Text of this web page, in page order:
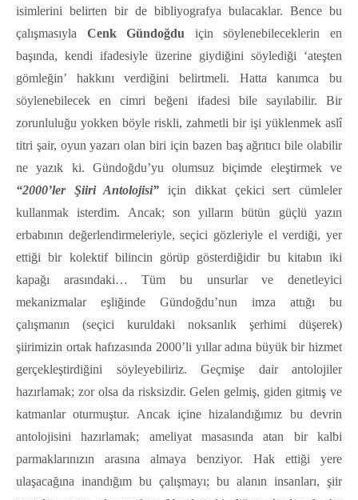
isimlerini belirten bir de bibliyografya bulacaklar. Bence bu
çalışmasıyla Cenk Gündoğdu için söylenebileceklerin en
başında, kendi ifadesiyle üzerine giydiğini söylediği ‘ateşten
gömleğin’ hakkını verdiğini belirtmeli. Hatta kanımca bu
söylenebilecek en cimri beğeni ifadesi bile sayılabilir. Bir
zorunluluğu yokken böyle riskli, zahmetli bir işi yüklenmek aslî
titri şair, oyun yazarı olan biri için bazen baş ağrıtıcı bile olabilir
ne yazık ki.
Gündoğdu’yu olumsuz biçimde eleştirmek ve
“2000’ler Şiiri Antolojisi”için dikkat çekici sert cümleler
kullanmak isterdim. Ancak; son yılların bütün güçlü yazın
erbabının değerlendirmeleriyle, seçici gözleriyle el verdiği, yer
ettiği bir kolektif bilincin görüp gösterdiğidir bu kitabın iki
kapağı arasındaki… Tüm bu unsurlar ve denetleyici
mekanizmalar eşliğinde Gündoğdu’nun imza attığı bu
çalışmanın (seçici kuruldaki noksanlık şerhimi düşerek)
şiirimizin ortak hafızasında 2000’li yıllar adına büyük bir hizmet
gerçekleştirdiğini söyleyebiliriz. Geçmişe dair antolojiler
hazırlamak; zor olsa da risksizdir. Gelen gelmiş, giden gitmiş ve
katmanlar oturmuştur. Ancak içine hizalandığımız bu devrin
antolojisini hazırlamak; ameliyat masasında atan bir kalbi
parmaklarınızın arasına almaya benziyor. Hak ettiği yere
ulaşacağına inandığım bu çalışmayı; bu alanın insanları, şiir